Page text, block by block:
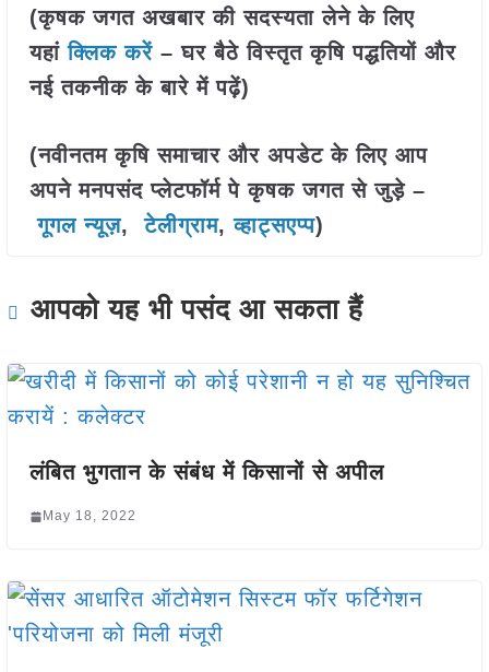
(कृषक जगत अखबार की सदस्यता लेने के लिए
यहांक्लिक करें– घर बैठे विस्तृत कृषि पद्धतियों और
नई तकनीक के बारे में पढ़ें)
(नवीनतम कृषि समाचार और अपडेट के लिए आप
अपने मनपसंद प्लेटफॉर्म पे कृषक जगत से जुड़े –
गूगल न्यूज़,टेलीग्राम,व्हाट्सएप्प)
आपको यह भी पसंद आ सकता हैं
लंबित भुगतान के संबंध में किसानों से अपील
May 18, 2022